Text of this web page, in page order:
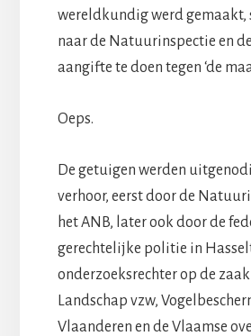
wereldkundig werd gemaakt,
naar de Natuurinspectie en
aangifte te doen tegen ‘de
Oeps.
De getuigen werden
verhoor, eerst door de
het ANB, later ook door de
gerechtelijke politie in
onderzoeksrechter op de zaak
Landschap vzw,
Vlaanderen en de Vlaamse